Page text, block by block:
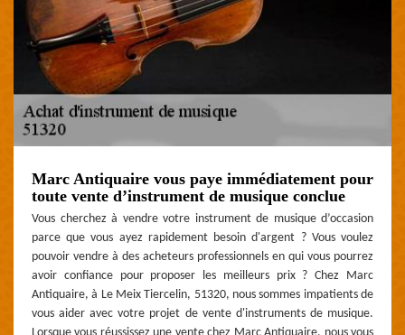
Marc Antiquaire vous paye immédiatement pour
toute vente d’instrument de musique conclue
Vous cherchez à vendre votre instrument de musique d’occasion
parce que vous ayez rapidement besoin d'argent ? Vous voulez
pouvoir vendre à des acheteurs professionnels en qui vous pourrez
avoir confiance pour proposer les meilleurs prix ? Chez Marc
Antiquaire, à Le Meix Tiercelin, 51320, nous sommes impatients de
vous aider avec votre projet de vente d'instruments de musique.
Lorsque vous réussissez une vente chez Marc Antiquaire, nous vous